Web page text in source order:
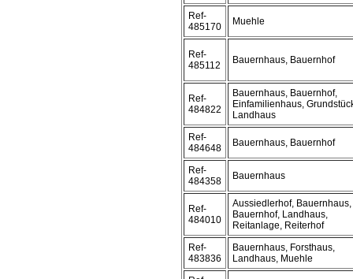
Ref-
485170
Muehle
Ref-
485112
Bauernhaus, Bauernhof
Ref-
484822
Bauernhaus, Bauernhof,
Einfamilienhaus,
Landhaus
Ref-
484648
Bauernhaus, Bauernhof
Ref-
484358
Bauernhaus
Ref-
484010
Aussiedlerhof, Bauernhaus,
Bauernhof, Landhaus,
Reitanlage, Reiterhof
Ref-
483836
Bauernhaus, Forsthaus,
Landhaus, Muehle